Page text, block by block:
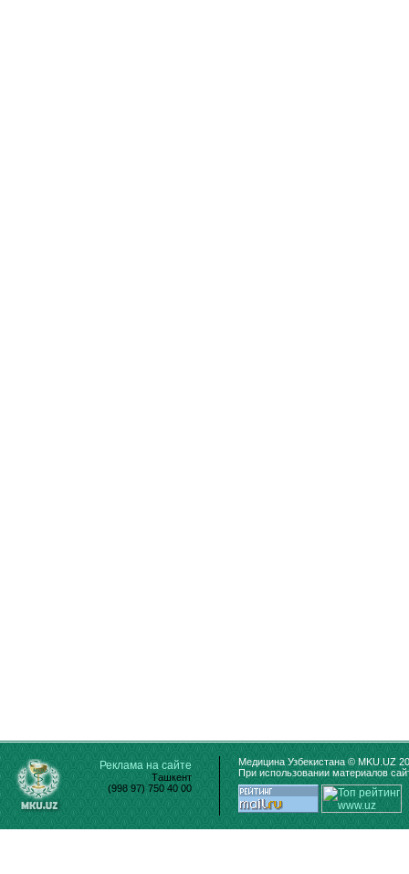
Реклама на сайте
Ташкент
(998 97) 750 40 00
Медицина Узбекистана © MKU.UZ
При использовании материалов